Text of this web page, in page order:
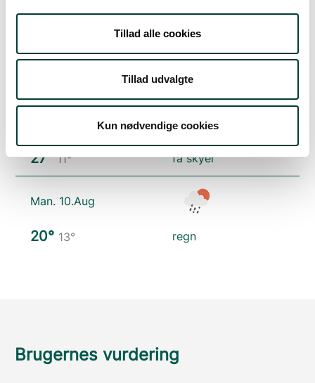
Tillad alle cookies
Tillad udvalgte
Kun nødvendige cookies
skydække
27°11° få skyer
Man. 10.Aug
20° 13° regn
Brugernes vurdering